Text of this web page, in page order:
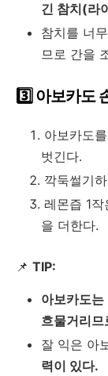
긴 참치(라
참치를 너
므로 간을
3️⃣ 아보카도
아보카도
벗긴다.
깍둑썰기
레몬즙 1
을 더한다.
📌 TIP:
아보카도는
흐물거리
잘 익은 아
력이 있다.